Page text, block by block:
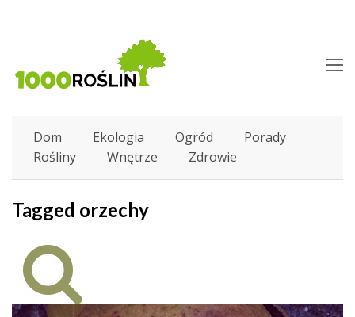
Dom Ekologia Ogród
Porady
Rośliny
Wnętrze Zdrowie
Tagged orzechy